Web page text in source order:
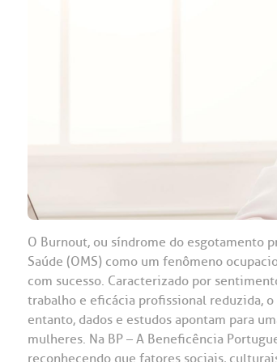
O Burnout, ou síndrome do esgotamento
Saúde (OMS) como um fenômeno
com sucesso. Caracterizado por
trabalho e eficácia profissional reduzida,
entanto, dados e estudos apontam para
mulheres. Na BP – A Beneficência
reconhecendo que fatores sociais,